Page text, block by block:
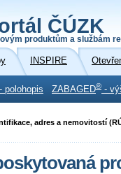
ČÚZK
produktům a službám
INSPIRE
- polohopis ZABAGED® -
adres a nemovitostí